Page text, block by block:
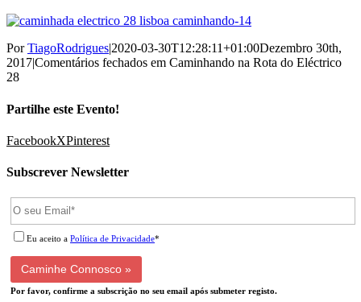
PorTiagoRodrigues|2020-03-30T12:28:11+01:00Dezembro 30th,
2017|Comentários fechados em Caminhando na Rota do Eléctrico
28
Partilhe este Evento!
FacebookXPinterest
Subscrever Newsletter
Eu aceito a Política de Privacidade*
Por favor, confirme a subscrição no seu email após submeter registo.